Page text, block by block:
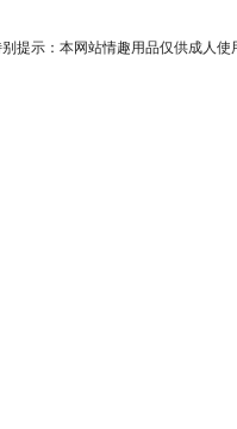
提示：本网站情趣用品仅供成人